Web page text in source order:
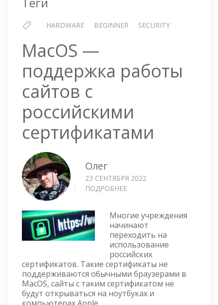
HARDWARE BEGINNER SECURITY
MacOS —
поддержка работы
сайтов с
российскими
сертификатами
Олег
23 СЕНТЯБРЯ 2022
ПОДРОБНЕЕ
ПОДДЕРЖКА
РАБОТЫ
САЙТОВ
С
РОССИЙСКИМИ
СЕРТИФИКАТАМИ
Многие учреждения
начинают
переходить на
использование
российских
сертификатов. Такие сертификаты не
поддерживаются обычными браузерами в
MacOS, сайты с таким сертификатом не
будут открываться на ноутбуках и